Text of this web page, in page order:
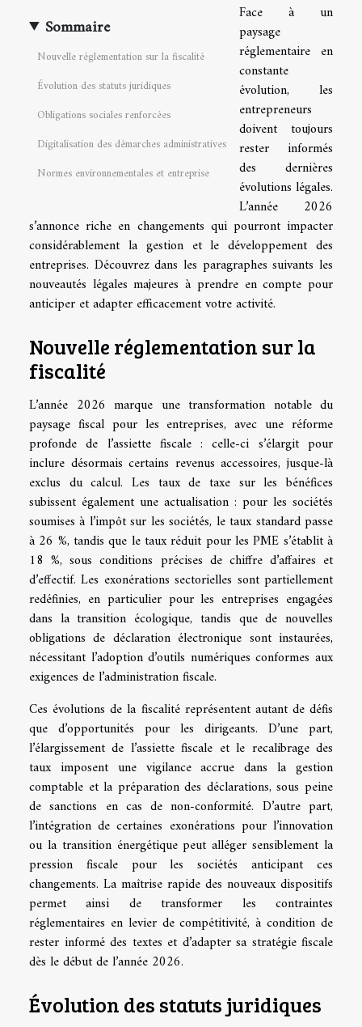
Sommaire
Nouvelle réglementation sur la fiscalité
Évolution des statuts juridiques
Obligations sociales renforcées
Digitalisation des démarches administratives
Normes environnementales et entreprise
Face à un
paysage
réglementaire en
constante
évolution, les
entrepreneurs
doivent toujours
rester informés
des dernières
évolutions légales.
L’année 2026
s’annonce riche en changements qui pourront impacter
considérablement la gestion et le développement des
entreprises. Découvrez dans les paragraphes suivants les
nouveautés légales majeures à prendre en compte pour
anticiper et adapter efficacement votre activité.
Nouvelle réglementation sur la
fiscalité
L’année 2026 marque une transformation notable du
paysage fiscal pour les entreprises, avec une réforme
profonde de l’assiette fiscale : celle-ci s’élargit pour
inclure désormais certains revenus accessoires, jusque-là
exclus du calcul. Les taux de taxe sur les bénéfices
subissent également une actualisation : pour les sociétés
soumises à l’impôt sur les sociétés, le taux standard passe
à 26 %, tandis que le taux réduit pour les PME s’établit à
18 %, sous conditions précises de chiffre d’affaires et
d’effectif. Les exonérations sectorielles sont partiellement
redéfinies, en particulier pour les entreprises engagées
dans la transition écologique, tandis que de nouvelles
obligations de déclaration électronique sont instaurées,
nécessitant l’adoption d’outils numériques conformes aux
exigences de l’administration fiscale.
Ces évolutions de la fiscalité représentent autant de défis
que d’opportunités pour les dirigeants. D’une part,
l’élargissement de l’assiette fiscale et le recalibrage des
taux imposent une vigilance accrue dans la gestion
comptable et la préparation des déclarations, sous peine
de sanctions en cas de non-conformité. D’autre part,
l’intégration de certaines exonérations pour l’innovation
ou la transition énergétique peut alléger sensiblement la
pression fiscale pour les sociétés anticipant ces
changements. La maîtrise rapide des nouveaux dispositifs
permet ainsi de transformer les contraintes
réglementaires en levier de compétitivité, à condition de
rester informé des textes et d’adapter sa stratégie fiscale
dès le début de l’année 2026.
Évolution des statuts juridiques